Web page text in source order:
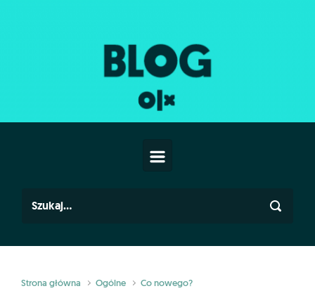
Strona główna Ogólne
Co nowego?